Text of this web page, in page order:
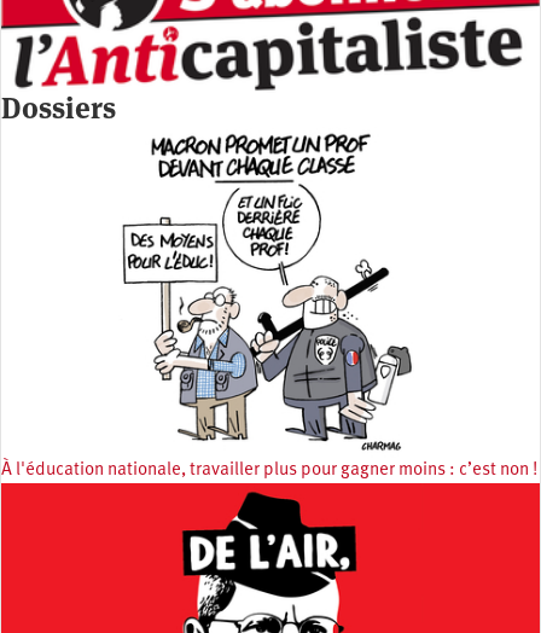
Dossiers
À l'éducation nationale, travailler plus pour gagner moins : c’est non !